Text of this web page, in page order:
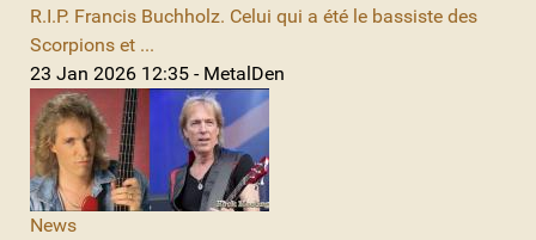
R.I.P. Francis Buchholz. Celui qui a été le bassiste des
Scorpions et ...
23 Jan 2026 12:35 - MetalDen
News